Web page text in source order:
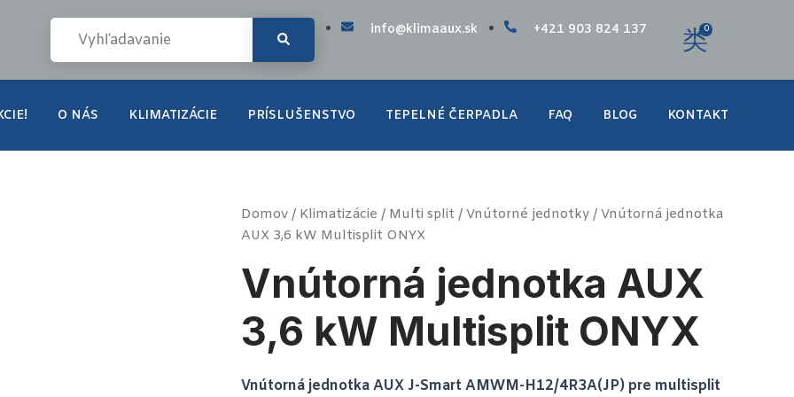
info@klimaaux.sk +421 903 824 137 0
O NÁS KLIMATIZÁCIE PRÍSLUŠENSTVO TEPELNÉ ČERPADLA FAQ BLOG KONTAKT
Domov / Klimatizácie / Multi split / Vnútorné jednotky / Vnútorná jednotka
AUX 3,6 kW Multisplit ONYX
Vnútorná jednotka AUX
3,6 kW Multisplit ONYX
Vnútorná jednotka AUX J-Smart AMWM-H12/4R3A(JP) pre multisplit
množstvo
Vnútorná
jednotka
3,6
kW
Multisplit
ONYX